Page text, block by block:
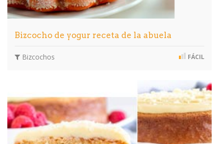
Bizcocho de yogur receta de la abuela
Bizcochos FÁCIL